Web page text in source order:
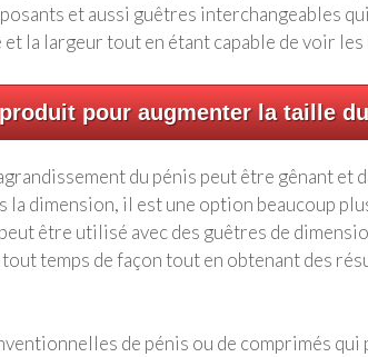
et aussi guêtres interchangeables
la largeur tout en étant capable de voir
pour augmenter la taille
du pénis peut être gênant et
la dimension, il est une option beaucoup
être utilisé avec des guêtres de
temps de façon tout en obtenant des
de pénis ou de comprimés qui